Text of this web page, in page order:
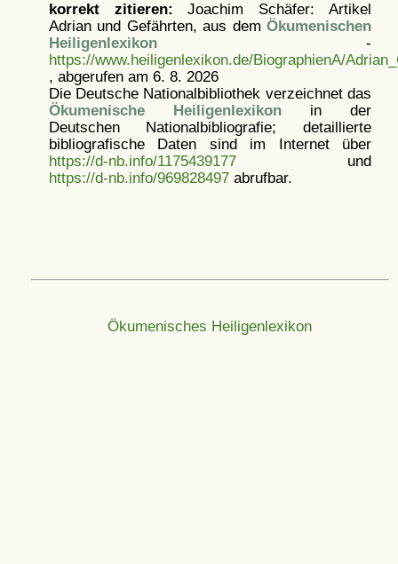
korrekt zitieren: Joachim Schäfer: Artikel
Adrian und Gefährten, aus dem Ökumenischen
Heiligenlexikon-
https://www.heiligenlexikon.de/BiographienA/
, abgerufen am 6. 8. 2026
Die Deutsche Nationalbibliothek verzeichnet das
Ökumenische Heiligenlexikonin der
Deutschen Nationalbibliografie; detaillierte
bibliografische Daten sind im Internet über
https://d-nb.info/1175439177und
https://d-nb.info/969828497abrufbar.
Ökumenisches Heiligenlexikon